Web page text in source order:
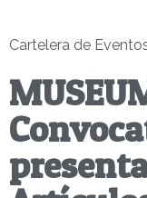
Cartelera de